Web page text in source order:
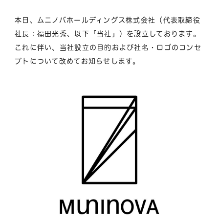
本日、ムニノバホールディングス株式会社（代表取締役
社長：福田光秀、以下「当社」）を設立しております。
これに伴い、当社設立の目的および社名・ロゴのコンセ
プトについて改めてお知らせします。